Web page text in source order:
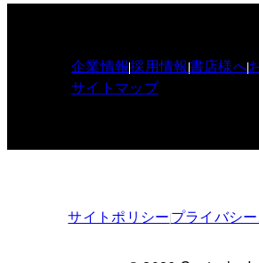
企業情報採用情報書店様へ
サイトマップ
サイトポリシープライバシ